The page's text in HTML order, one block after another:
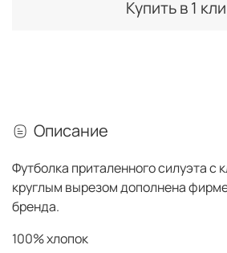
Купить в 1
Описание
Футболка приталенного силуэта с
круглым вырезом дополнена
бренда.
100% хлопок